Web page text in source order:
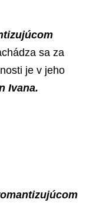
sa za
je v jeho
Ivana.